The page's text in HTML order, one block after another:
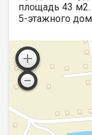
площадь 43 м2.
5-этажного